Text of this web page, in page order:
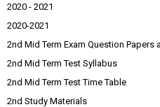
2020 - 2021
2020-2021
2nd Mid Term Exam Question Papers
2nd Mid Term Test Syllabus
2nd Mid Term Test Time Table
2nd Study Materials